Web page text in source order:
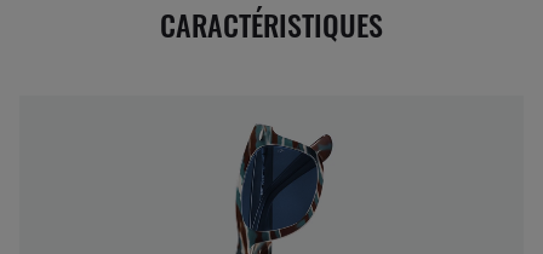
CARACTÉRISTIQUES